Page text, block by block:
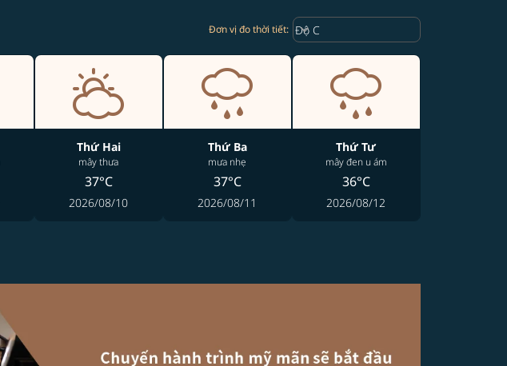
Đơn vị đo thời tiết: Weather unit option Độ C Selected
Độ C
keyboard_arrow_down
Thứ Hai
mây thưa
37°C
2026/08/10
Thứ Ba
mưa nhẹ
37°C
2026/08/11
Thứ Tư
mây đen u ám
36°C
2026/08/12